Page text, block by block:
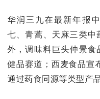
华润三九在最新年报
七、青蒿、天麻三类中
外，调味料巨头仲景食
健品赛道；西麦食品宣
通过药食同源等类型产